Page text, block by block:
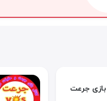
جرعت